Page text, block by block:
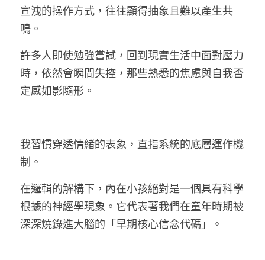
宣洩的操作方式，往往顯得抽象且難以產生共
鳴。
許多人即使勉強嘗試，回到現實生活中面對壓力
時，依然會瞬間失控，那些熟悉的焦慮與自我否
定感如影隨形。
我習慣穿透情緒的表象，直指系統的底層運作機
制。
在邏輯的解構下，內在小孩絕對是一個具有科學
根據的神經學現象。它代表著我們在童年時期被
深深燒錄進大腦的「早期核心信念代碼」。